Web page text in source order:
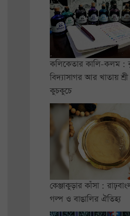
কলিকেতার কালি-কলম :
বিদ্যাসাগর আর খাতায় শ্রী
কুচকুচে
কেঞ্জাকুড়ার কাঁসা :
গল্প ও বাঙালির ঐতিহ্য